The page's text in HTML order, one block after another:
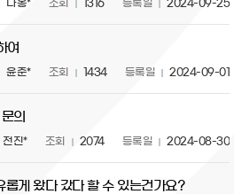
등록일 2024-09-25
조회 1316
나홍*
여
등록일 2024-09-01
조회 1434
윤준*
의
등록일 2024-08-30
조회 2074
전진*
게 왔다 갔다 할 수 있는건가요?